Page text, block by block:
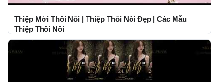
Thiệp Mời Thôi Nôi | Thiệp Thôi Nôi Đẹp | Các Mẫu
Thiệp Thôi Nôi